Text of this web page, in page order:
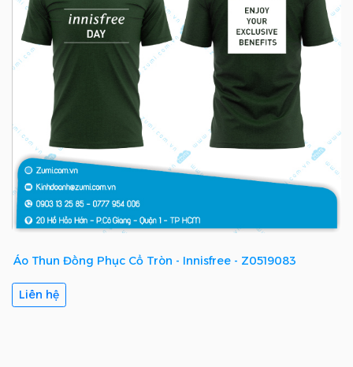
Áo Thun Đồng Phục Cổ Tròn - Innisfree - Z0519083
Liên hệ